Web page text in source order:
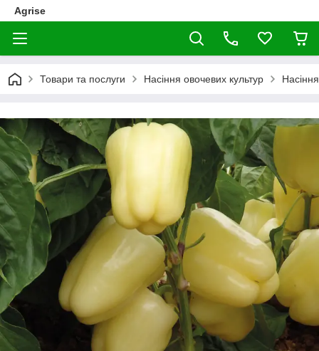
Agrise
Товари та послуги Насіння овочевих культур